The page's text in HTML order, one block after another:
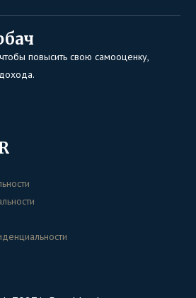
повысить свою самооценку,